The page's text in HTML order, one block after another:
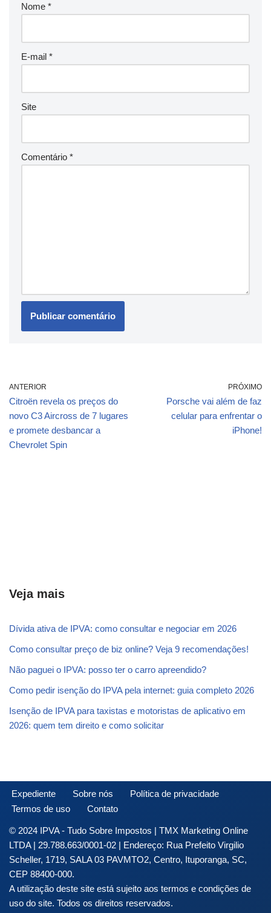
Nome *
E-mail *
Site
Comentário *
ANTERIOR
Citroën revela os preços do
novo C3 Aircross de 7 lugares
e promete desbancar a
Chevrolet Spin
PRÓXIMO
Porsche vai além de faz
celular para enfrentar o
iPhone!
Veja mais
Dívida ativa de IPVA: como consultar e negociar em 2026
Como consultar preço de biz online? Veja 9 recomendações!
Não paguei o IPVA: posso ter o carro apreendido?
Como pedir isenção do IPVA pela internet: guia completo 2026
Isenção de IPVA para taxistas e motoristas de aplicativo em
2026: quem tem direito e como solicitar
Expediente Sobre nós
Política de privacidade
Termos de uso
Contato
© 2024 IPVA - Tudo Sobre Impostos | TMX Marketing Online
LTDA | 29.788.663/0001-02 | Endereço: Rua Prefeito Virgilio
Scheller, 1719, SALA 03 PAVMTO2, Centro, Ituporanga, SC,
CEP 88400-000.
A utilização deste site está sujeito aos termos e condições de
uso do site. Todos os direitos reservados.